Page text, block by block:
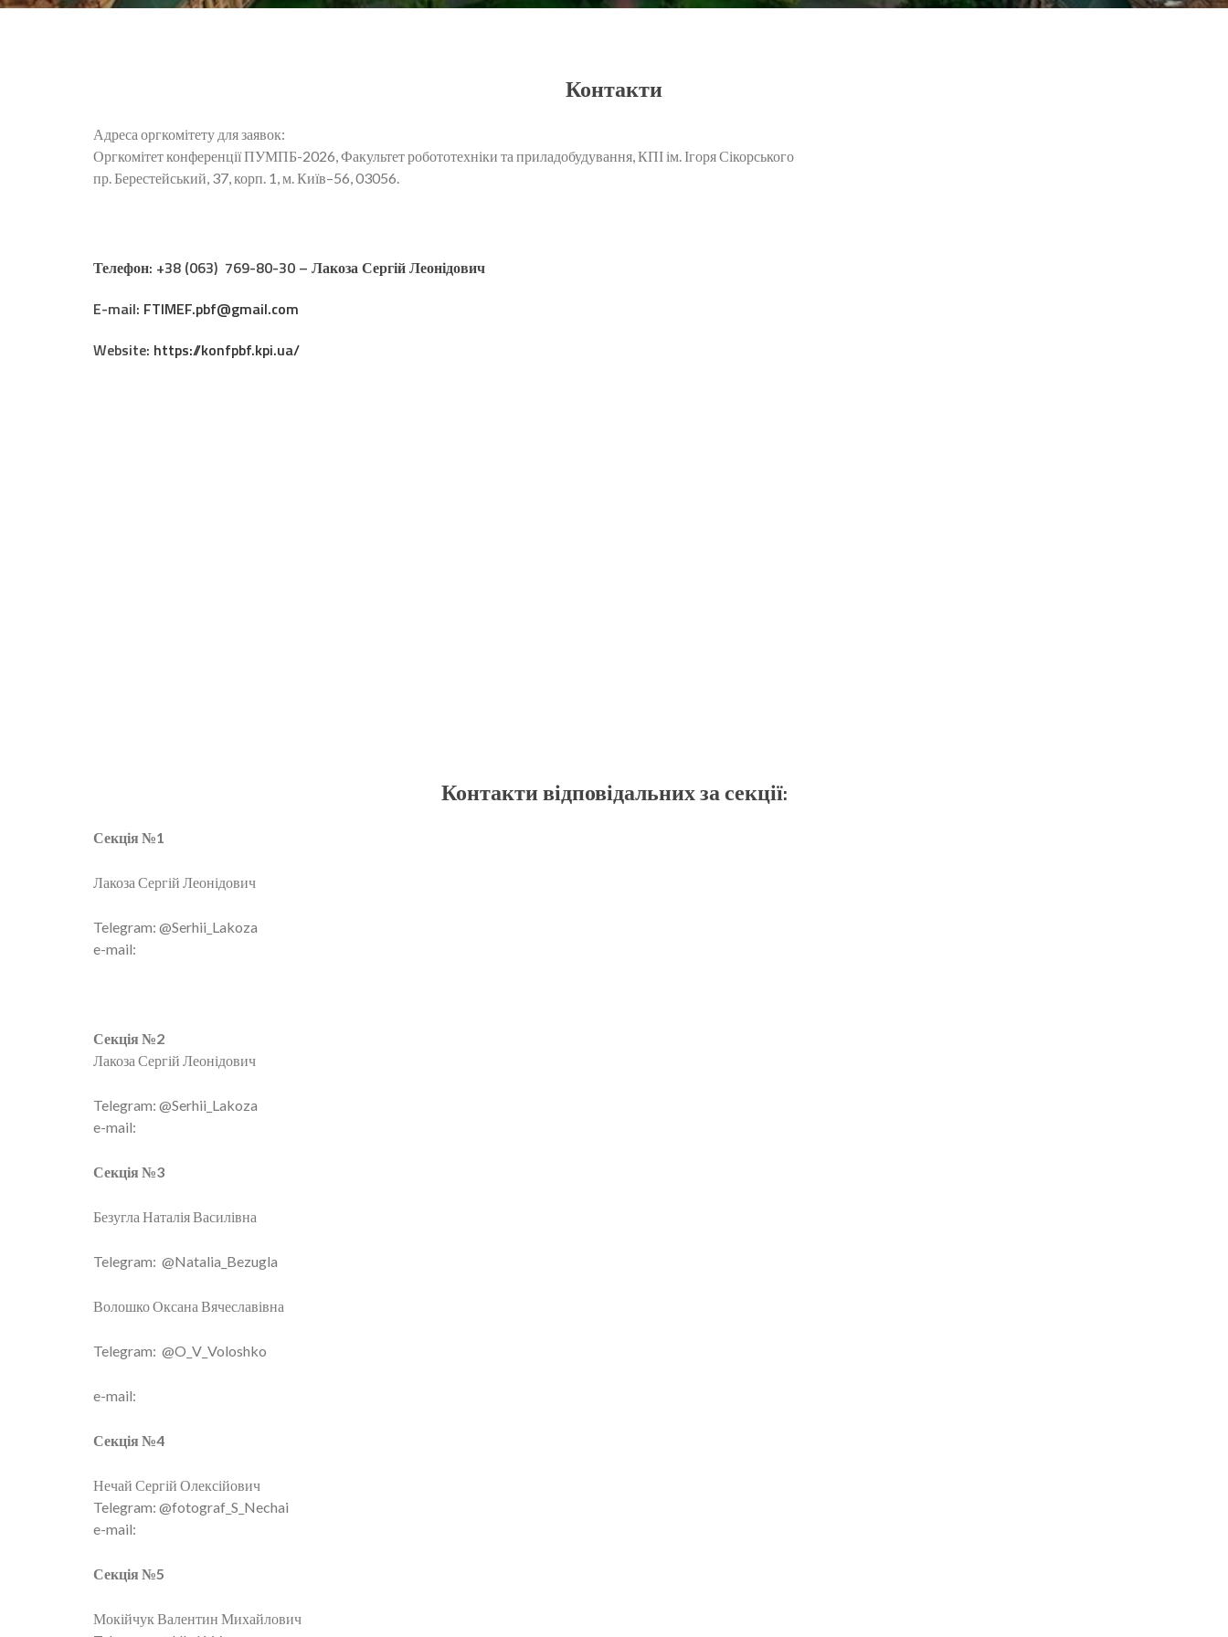
Контакти
Адреса оргкомітету для заявок:
Оргкомітет конференції ПУМПБ-2026, Факультет робототехніки та приладобудування, КПІ ім. Ігоря Сікорського
пр. Берестейський, 37, корп. 1, м. Київ–56, 03056.
Телефон: +38 (063) 769-80-30 – Лакоза Сергій Леонідович
E-mail: FTIMEF.pbf@gmail.com
Website: https://konfpbf.kpi.ua/
Контакти відповідальних за секції:
Секція №1
Лакоза Сергій Леонідович
Telegram: @Serhii_Lakoza
e-mail:
Секція №2
Лакоза Сергій Леонідович
Telegram: @Serhii_Lakoza
e-mail:
Секція №3
Безугла Наталія Василівна
Telegram: @Natalia_Bezugla
Волошко Оксана Вячеславівна
Telegram: @O_V_Voloshko
e-mail:
Секція №4
Нечай Сергій Олексійович
Telegram: @fotograf_S_Nechai
e-mail:
Секція №5
Мокійчук Валентин Михайлович